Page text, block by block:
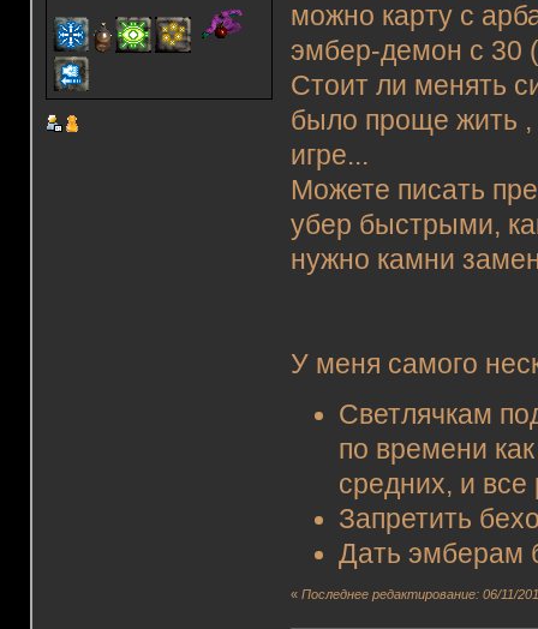
можно карту с
эмбер-демон с 30
Стоит ли менять
было проще жить ,
игре...
Можете писать
убер быстрыми,
нужно камни
У меня самого
Светлячкам
по времени
средних, и все
Запретить
Дать эмберам
«Последнее редактирование: 06/11/